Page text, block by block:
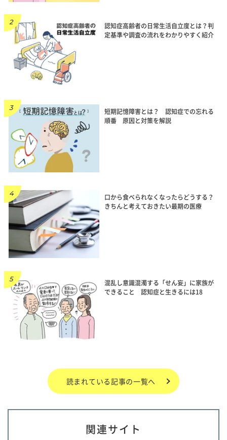
認知症高齢者の日常生活自立度とは？判
定基準や調査の流れをわかりやすく紹介
短期記憶障害とは？ 認知症での忘れる
順番 原因と対策を解説
口から食べられなくなったらどうする？
きちんと考えておきたい最期の医療
混乱し意識混濁する「せん妄」に家族が
できること 認知症と生きるには18
読まれている記事の一覧へ
関連サイト